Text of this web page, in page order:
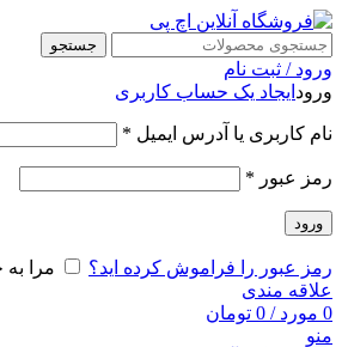
جستجو
ورود / ثبت نام
ورود ایجاد یک حساب کاربری
نام کاربری یا آدرس ایمیل *
رمز عبور *
ورود
رمز عبور را فراموش کرده اید؟
مرا به
علاقه مندی
0 مورد /
0 تومان
منو